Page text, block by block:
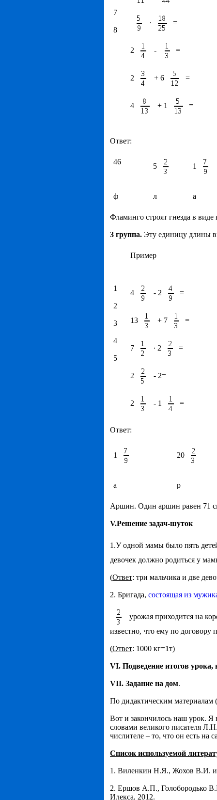
7
8
∙ =
2 - =
2 + 6 =
4 + 1 =
Ответ:
46
5 1
ф л а
Фламинго строят гнезда в
3 группа. Эту единицу длины
Пример
1
2
3
4
5
4 - 2 =
13 + 7 =
7 ∙ 2 =
2 - 2=
2 - 1 =
Ответ:
1 20
а р
Аршин. Один аршин равен 71
V.Решение задач-шуток
1.У одной мамы было пять
девочек должно родиться у
(Ответ: три мальчика и две
2. Бригада, состоящая из
урожая приходится на
известно, что ему по договору
(Ответ: 1000 кг=1т)
VI. Подведение итогов
VII. Задание на дом.
По дидактическим
Вот и закончилось наш урок. Я
словами великого писателя
числителе – то, что он есть на
Список используемой
1. Виленкин Н.Я., Жохов В.И. и
2. Ершов А.П., Голобородько
Илекса, 2012.